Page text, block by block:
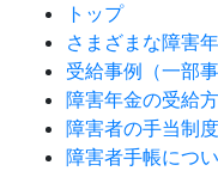
トップ
さまざまな障害
受給事例（一部事
障害年金の受給
障害者の手当制
障害者手帳につ